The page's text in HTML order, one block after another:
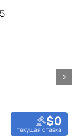
$0
текущая ставка